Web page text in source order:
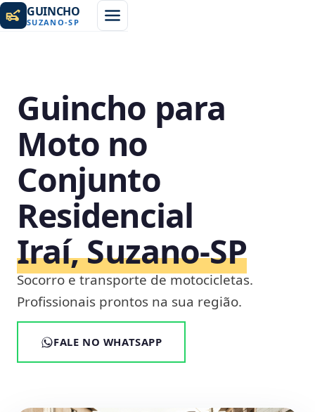
GUINCHO
SUZANO-SP
Guincho para
Moto no
Conjunto
Residencial
Iraí, Suzano‑SP
Socorro e transporte de motocicletas.
Profissionais prontos na sua região.
FALE NO WHATSAPP